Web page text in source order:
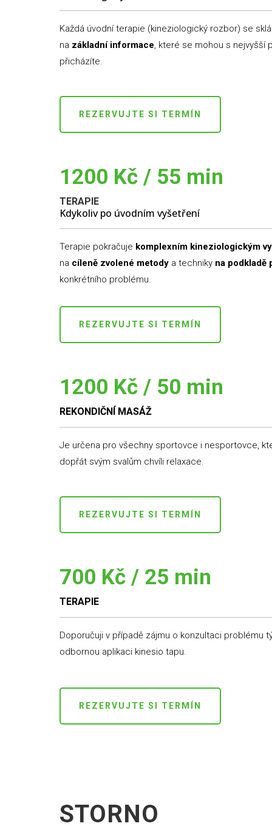
Každá úvodní terapie (kineziologický rozbor) se
na základní informace, které se mohou s nejvyšší
přicházíte.
REZERVUJTE SI TERMÍN
1200 Kč / 55 min
TERAPIE
Kdykoliv po úvodním vyšetření
Terapie pokračuje komplexním kineziologickým
na cíleně zvolené metody a techniky na podkladě
konkrétního problému.
REZERVUJTE SI TERMÍN
1200 Kč / 50 min
REKONDIČNÍ MASÁŽ
Je určena pro všechny sportovce i nesportovce,
dopřát svým svalům chvíli relaxace.
REZERVUJTE SI TERMÍN
700 Kč / 25 min
TERAPIE
Doporučuji v případě zájmu o konzultaci problému
odbornou aplikaci kinesio tapu.
REZERVUJTE SI TERMÍN
STORNO